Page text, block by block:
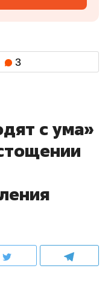
3
с ума»